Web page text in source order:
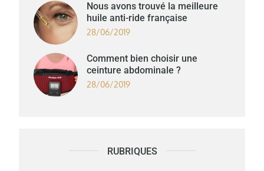
Nous avons trouvé la meilleure
huile anti-ride française
28/06/2019
Comment bien choisir une
ceinture abdominale ?
28/06/2019
RUBRIQUES